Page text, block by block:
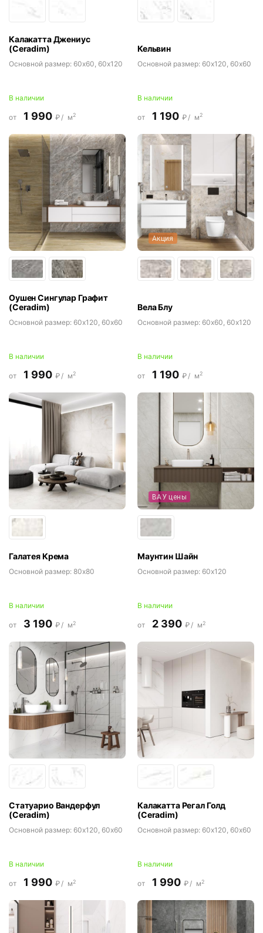
Калакатта Джениус
(Ceradim)
Основной размер: 60x60, 60x120
В наличии
от 1 990 ₽/ м2
Кельвин
Основной размер: 60x120, 60x60
В наличии
от 1 190 ₽/ м2
Оушен Сингулар Графит
(Ceradim)
Основной размер: 60x120, 60x60
В наличии
от 1 990 ₽/ м2
Акция
Вела Блу
Основной размер: 60x60, 60x120
В наличии
от 1 190 ₽/ м2
Галатея Крема
Основной размер: 80x80
В наличии
от 3 190 ₽/ м2
ВАУ цены
Маунтин Шайн
Основной размер: 60x120
В наличии
от 2 390 ₽/ м2
Статуарио Вандерфул
(Ceradim)
Основной размер: 60x120, 60x60
В наличии
от 1 990 ₽/ м2
Калакатта Регал Голд
(Ceradim)
Основной размер: 60x120, 60x60
В наличии
от 1 990 ₽/ м2